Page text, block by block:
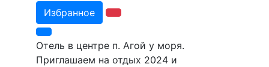
Избранное
Отель в центре п. Агой у моря.
Приглашаем на отдых 2024 и